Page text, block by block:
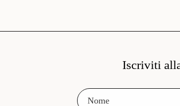
Iscriviti